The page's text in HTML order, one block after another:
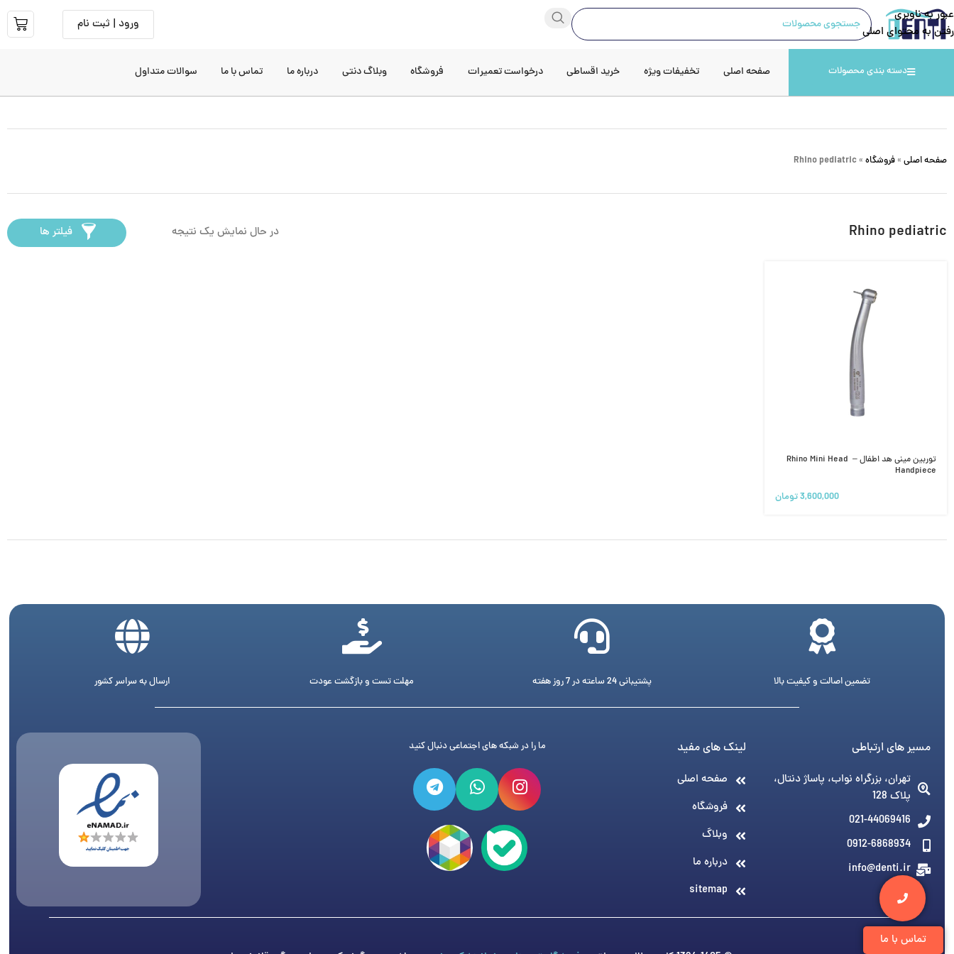
عبور به ناوبری
رفتن به محتوای اصلی
ورود | ثبت نام
دسته بندی محصولات صفحه اصلی تخفیفات ویژه خرید اقساطی درخواست تعمیرات فروشگاه وبلاگ دنتی درباره ما تماس با ما سوالات متداول
صفحه اصلی » فروشگاه »
Rhino pediatric
Rhino pediatric در حال نمایش یک نتیجه فیلتر ها
توربین مینی هد اطفال – Rhino Mini Head ​​
Handpiece
3,600,000تومان
تماس با ما
تضمین اصالت و کیفیت بالا پشتیبانی 24 ساعته در 7 روز هفته مهلت تست و بازگشت عودت ارسال به سراسر کشور
مسیر های ارتباطی
تهران، بزرگراه نواب، پاساژ دنتال،
پلاک 128
021-44069416
0912-6868934
info@denti.ir
لینک های مفید
صفحه اصلی
فروشگاه
وبلاگ
درباره ما
sitemap
ما را در شبکه های اجتماعی دنبال کنید